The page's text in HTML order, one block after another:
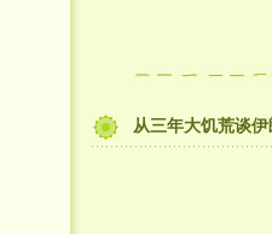
从三年大饥荒谈